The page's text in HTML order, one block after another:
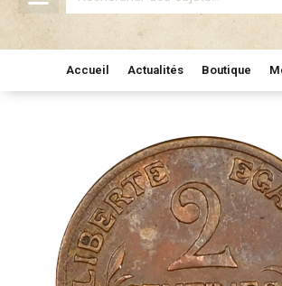
Accueil Actualités Boutique